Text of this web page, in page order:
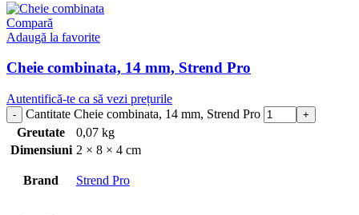
Compară
Adaugă la favorite
Cheie combinata, 14 mm, Strend Pro
Autentifică-te ca să vezi prețurile
Cantitate Cheie combinata, 14 mm, Strend Pro
Greutate
0,07 kg
Dimensiuni 2 × 8 × 4 cm
Brand Strend Pro